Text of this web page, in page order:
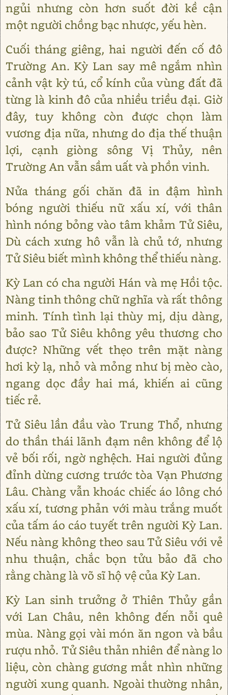
ngủi nhưng còn hơn suốt đời kề cận
một người chồng bạc nhược, yếu hèn.
Cuối tháng giêng, hai người đến cố đô
Trường An. Kỳ Lan say mê ngắm nhìn
cảnh vật kỳ tú, cổ kính của vùng đất đã
từng là kinh đô của nhiều triều đại. Giờ
đây, tuy không còn được chọn làm
vương địa nữa, nhưng do địa thế thuận
lợi, cạnh giòng sông Vị Thủy, nên
Trường An vẫn sầm uất và phồn vinh.
Nửa tháng gối chăn đã in đậm hình
bóng người thiếu nữ xấu xí, với thân
hình nóng bỏng vào tâm khảm Tử Siêu,
Dù cách xưng hô vẫn là chủ tớ, nhưng
Tử Siêu biết mình không thể thiếu nàng.
Kỳ Lan có cha người Hán và mẹ Hồi tộc.
Nàng tinh thông chữ nghĩa và rất thông
minh. Tính tình lại thùy mị, dịu dàng,
bảo sao Tử Siêu không yêu thương cho
được? Những vết thẹo trên mặt nàng
hơi kỳ lạ, nhỏ và mỏng như bị mèo cào,
ngang dọc đầy hai má, khiến ai cũng
tiếc rẻ.
Tử Siêu lần đầu vào Trung Thổ, nhưng
do thần thái lãnh đạm nên không để lộ
vẻ bối rối, ngờ nghệch. Hai người đủng
đỉnh dừng cương trước tòa Vạn Phương
Lâu. Chàng vẫn khoác chiếc áo lông chó
xấu xí, tương phản với màu trắng muốt
của tấm áo cáo tuyết trên người Kỳ Lan.
Nếu nàng không theo sau Tử Siêu với vẻ
nhu thuận, chắc bọn tửu bảo đã cho
rằng chàng là võ sĩ hộ vệ của Kỳ Lan.
Kỳ Lan sinh trưởng ở Thiên Thủy gần
với Lan Châu, nên không đến nỗi quê
mùa. Nàng gọi vài món ăn ngon và bầu
rượu nhỏ. Tử Siêu thản nhiên để nàng lo
liệu, còn chàng gương mắt nhìn những
người xung quanh. Ngoài thường nhân,